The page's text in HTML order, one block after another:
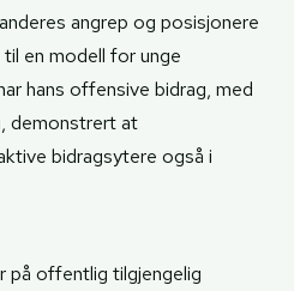
angrep og posisjonere
en modell for unge
hans offensive bidrag, med
demonstrert at
bidragsytere også i
på offentlig tilgjengelig